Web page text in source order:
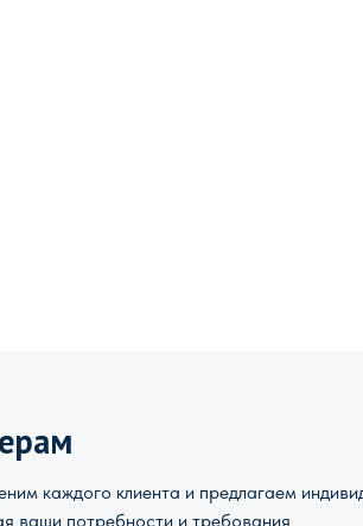
каждого клиента и предлагаем
ваши потребности и требования